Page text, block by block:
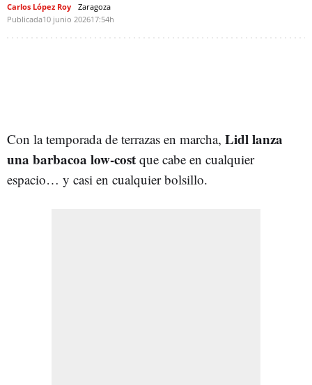
Carlos López Roy
Zaragoza
Publicada10 junio 202617:54h
Con la temporada de terrazas en marcha, Lidl lanza
una barbacoa low-cost que cabe en cualquier
espacio… y casi en cualquier bolsillo.